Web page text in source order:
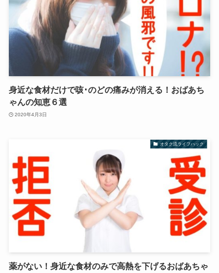
身近な食材だけで咳･のどの痛みが消える！おばあち
ゃんの知恵６選
2020年4月3日
オタク流ライフハック
薬がない！身近な食材のみで高熱を下げるおばあちゃ